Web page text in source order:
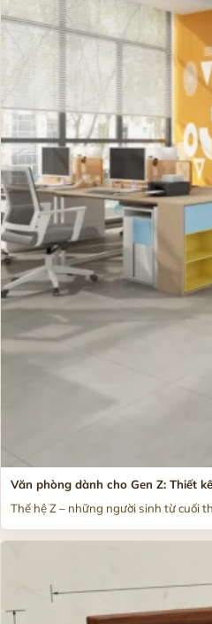
Văn phòng dành cho Gen Z: Thiết
Thế hệ Z – những người sinh từ cuối